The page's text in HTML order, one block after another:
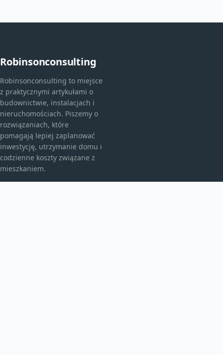
Robinsonconsulting
Robinsonconsulting to miejsce
z praktycznymi artykułami o
budownictwie, instalacjach i
nieruchomościach. Piszemy o
rozwiązaniach, które
pomagają lepiej zaplanować
inwestycję, utrzymanie domu i
codzienne koszty związane z
mieszkaniem.